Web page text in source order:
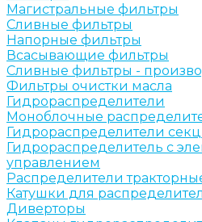
Магистральные фильтры
Сливные фильтры
Напорные фильтры
Всасывающие фильтры
Сливные фильтры -
Фильтры очистки масла
Гидрораспределители
Моноблочные
Гидрораспределители
Гидрораспределитель с
управлением
Распределители
Катушки для
Диверторы